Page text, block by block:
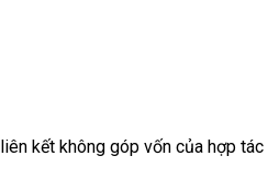
kết không góp vốn của hợp tác